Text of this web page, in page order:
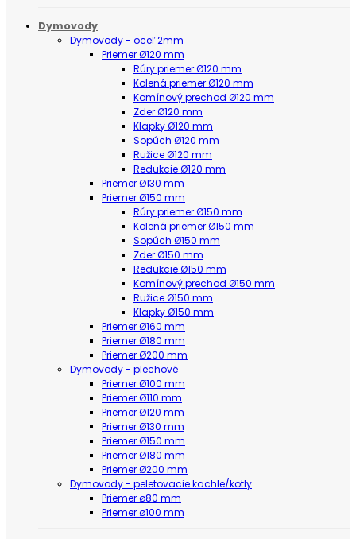
Dymovody
Dymovody - oceľ 2mm
Priemer Ø120 mm
Rúry priemer Ø120 mm
Kolená priemer Ø120 mm
Komínový prechod Ø120 mm
Zder Ø120 mm
Klapky Ø120 mm
Sopúch Ø120 mm
Ružice Ø120 mm
Redukcie Ø120 mm
Priemer Ø130 mm
Priemer Ø150 mm
Rúry priemer Ø150 mm
Kolená priemer Ø150 mm
Sopúch Ø150 mm
Zder Ø150 mm
Redukcie Ø150 mm
Komínový prechod Ø150 mm
Ružice Ø150 mm
Klapky Ø150 mm
Priemer Ø160 mm
Priemer Ø180 mm
Priemer Ø200 mm
Dymovody - plechové
Priemer Ø100 mm
Priemer Ø110 mm
Priemer Ø120 mm
Priemer Ø130 mm
Priemer Ø150 mm
Priemer Ø180 mm
Priemer Ø200 mm
Dymovody - peletovacie kachle/kotly
Priemer ø80 mm
Priemer ø100 mm